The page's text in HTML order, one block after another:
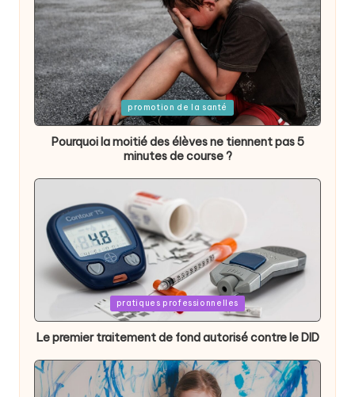
Posted
in
promotion de la santé
Pourquoi la moitié des élèves ne tiennent pas 5
minutes de course ?
in
pratiques professionnelles
Le premier traitement de fond autorisé contre le DID